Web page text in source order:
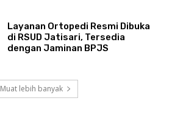
Layanan Ortopedi Resmi Dibuka
di RSUD Jatisari, Tersedia
dengan Jaminan BPJS
Muat lebih banyak